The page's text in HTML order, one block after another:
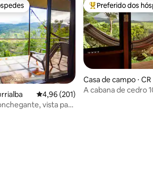
264 avaliações
dos hóspedes
4,96 de uma avaliação média de 5,
4,96 (201)
vista para
Entre os melhores
Preferido dos
Casa de campo ⋅ CR
A cabana de cedro